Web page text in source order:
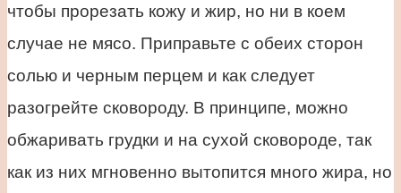
чтобы прорезать кожу и жир, но ни в коем
случае не мясо. Приправьте с обеих сторон
солью и черным перцем и как следует
разогрейте сковороду. В принципе, можно
обжаривать грудки и на сухой сковороде, так
как из них мгновенно вытопится много жира, но